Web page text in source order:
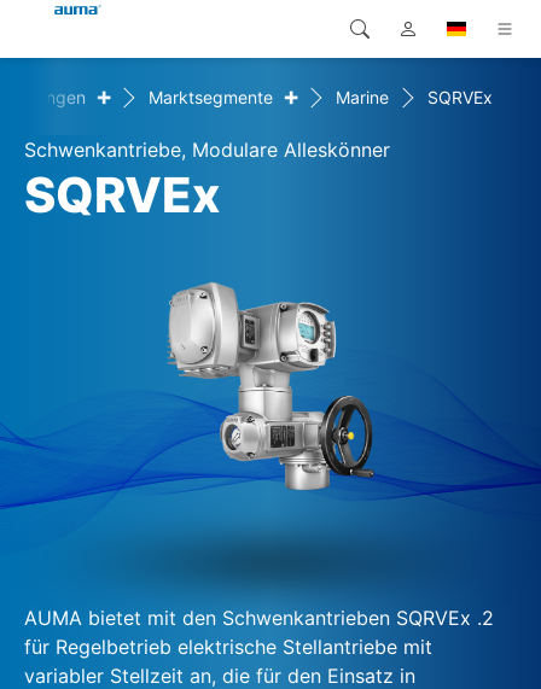
Produkte
Lösungen
Kontakt
Global
Europa
Nordamerika
Suche
Lösungen + Marktsegmente + Marine SQRVEx
Schwenkantriebe, Modulare Alleskönner
SQRVEx
AUMA bietet mit den Schwenkantrieben SQRVEx .2
für Regelbetrieb elektrische Stellantriebe mit
variabler Stellzeit an, die für den Einsatz in